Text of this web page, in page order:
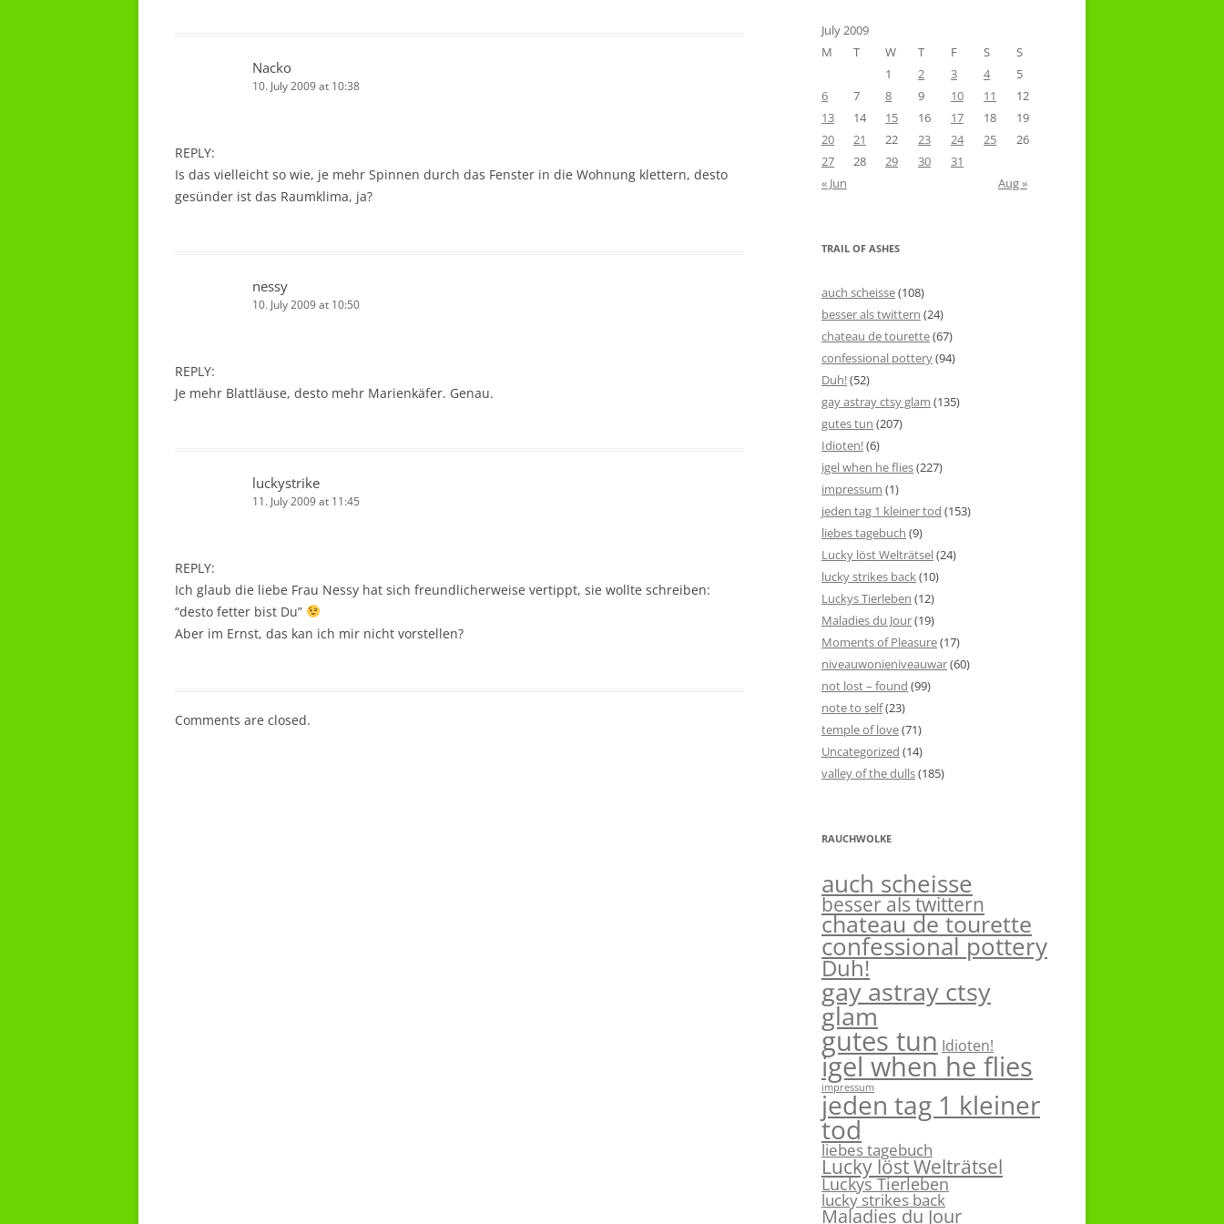
Nacko
10. July 2009 at 10:38
REPLY:
Is das vielleicht so wie, je mehr Spinnen durch das Fenster in die Wohnung klettern, desto
gesünder ist das Raumklima, ja?
nessy
10. July 2009 at 10:50
REPLY:
Je mehr Blattläuse, desto mehr Marienkäfer. Genau.
luckystrike
11. July 2009 at 11:45
REPLY:
Ich glaub die liebe Frau Nessy hat sich freundlicherweise vertippt, sie wollte schreiben:
“desto fetter bist Du”
Aber im Ernst, das kan ich mir nicht vorstellen?
Comments are closed.
July 2009
M
T W T F S
S
1
2 3 4
5
6
7 8 9 10 11
12
13
14 15 16 17 18
19
20
21 22 23 24 25
26
27
28 29 30
31
« Jun
Aug »
TRAIL OF ASHES
auch scheisse(108)
besser als twittern (24)
chateau de tourette(67)
confessional pottery(94)
Duh!(52)
gay astray ctsy glam (135)
gutes tun (207)
Idioten!(6)
igel when he flies(227)
impressum (1)
jeden tag 1 kleiner tod (153)
liebes tagebuch (9)
Lucky löst Welträtsel(24)
lucky strikes back(10)
Luckys Tierleben (12)
Maladies du Jour(19)
Moments of Pleasure(17)
niveauwonieniveauwar(60)
not lost – found (99)
note to self(23)
temple of love(71)
Uncategorized (14)
valley of the dulls(185)
RAUCHWOLKE
auch scheisse
besser als twittern
chateau de tourette
confessional pottery
Duh!
gay astray ctsy
glam
gutes tun Idioten!
igel when he flies
impressum
jeden tag 1 kleiner
tod
liebes tagebuch
Lucky löst Welträtsel
Luckys Tierleben
lucky strikes back
Maladies du Jour